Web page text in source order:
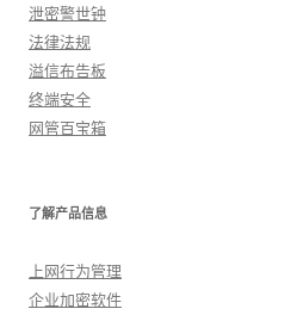
泄密警世钟
法律法规
溢信布告板
终端安全
网管百宝箱
了解产品信息
上网行为管理
企业加密软件